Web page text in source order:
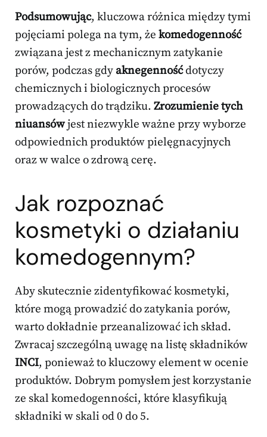
Podsumowując, kluczowa różnica między tymi
pojęciami polega na tym, że komedogenność
związana jest z mechanicznym zatykanie
porów, podczas gdyaknegennośćdotyczy
chemicznych i biologicznych procesów
prowadzących do trądziku. Zrozumienie tych
niuansówjest niezwykle ważne przy wyborze
odpowiednich produktów pielęgnacyjnych
oraz w walce o zdrową cerę.
Jak rozpoznać
kosmetyki o działaniu
komedogennym?
Aby skutecznie zidentyfikować kosmetyki,
które mogą prowadzić do zatykania porów,
warto dokładnie przeanalizować ich skład.
Zwracaj szczególną uwagę na listę składników
INCI, ponieważ to kluczowy element w ocenie
produktów. Dobrym pomysłem jest korzystanie
ze skal komedogenności, które klasyfikują
składniki w skali od 0 do 5.